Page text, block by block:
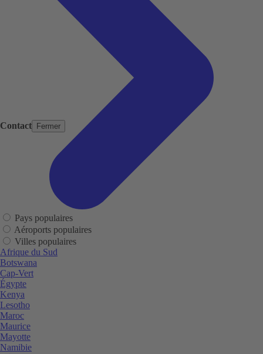
Contact Fermer
Pays populaires
Aéroports populaires
Villes populaires
Afrique du Sud
Botswana
Cap-Vert
Égypte
Kenya
Lesotho
Maroc
Maurice
Mayotte
Namibie